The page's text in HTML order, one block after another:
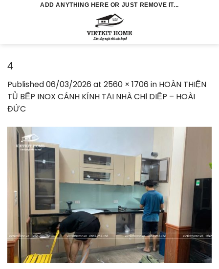
ADD ANYTHING HERE OR JUST REMOVE IT...
4
Published06/03/2026 at 2560 × 1706 in HOÀN THIỆN
TỦ BẾP INOX CÁNH KÍNH TẠI NHÀ CHỊ DIỆP – HOÀI
ĐỨC